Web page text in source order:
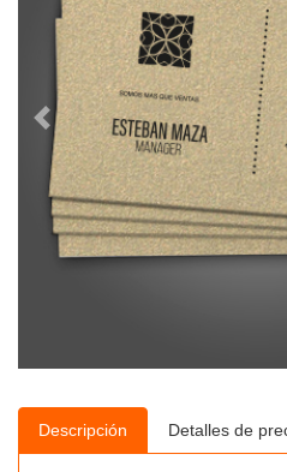
Descripción Detalles de